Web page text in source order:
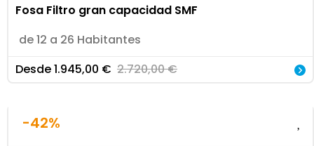
Fosa Filtro gran capacidad SMF
de 12 a 26 Habitantes
Desde1.945,00 € 2.720,00€
-42%